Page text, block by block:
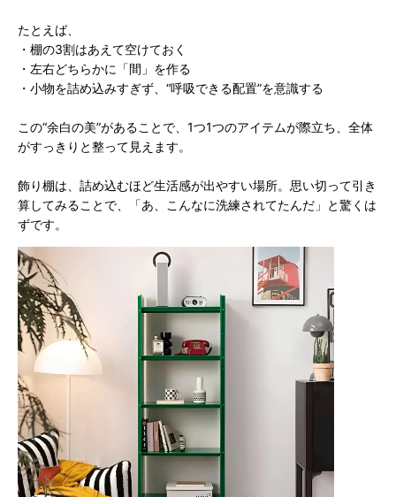
たとえば、
・棚の3割はあえて空けておく
・左右どちらかに「間」を作る
・小物を詰め込みすぎず、“呼吸できる配置”を意識する
この“余白の美”があることで、1つ1つのアイテムが際立ち、全体
がすっきりと整って見えます。
飾り棚は、詰め込むほど生活感が出やすい場所。思い切って引き
算してみることで、「あ、こんなに洗練されてたんだ」と驚くは
ずです。